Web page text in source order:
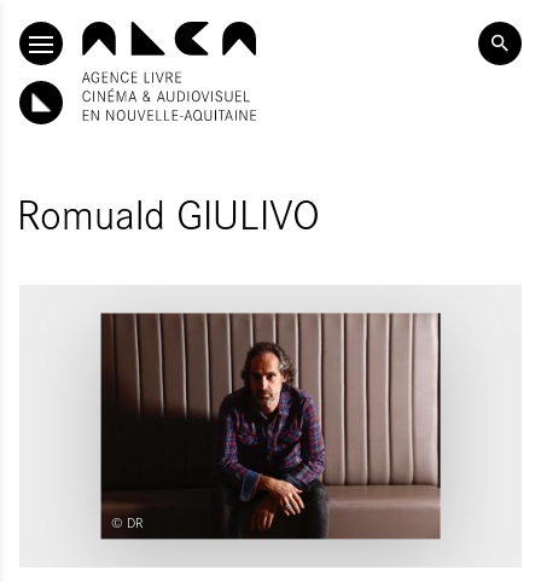
ALLER AU CONTENU PRINCIPAL
Romuald GIULIVO
© DR